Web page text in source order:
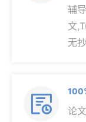
辅
文
无

论